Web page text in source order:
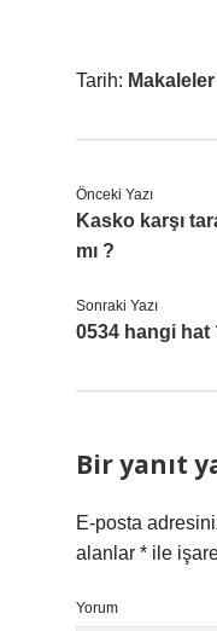
Tarih: Makaleler
Önceki Yazı
Kasko karşı
mı ?
Sonraki Yazı
0534 hangi hat
Bir yanıt
E-posta
alanlar * ile
Yorum